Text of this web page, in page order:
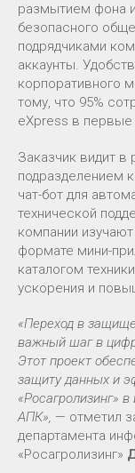
размытием фона
безопасного
подрядчиками
аккаунты.
корпоративного
тому, что 95%
eXpress в первые
Заказчик видит
подразделением
чат-бот для
технической
компании
формате мини-
каталогом
ускорения и
«Переход в
важный шаг в
Этот проект
защиту данных и
«Росагролизинг»
АПК», — отметил
департамента
«Росагролизинг»